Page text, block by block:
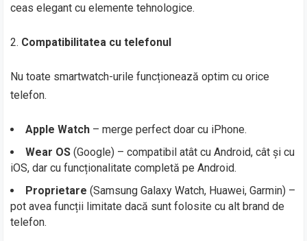
ceas elegant cu elemente tehnologice.
Compatibilitatea cu telefonul
Nu toate smartwatch-urile funcționează optim cu orice
telefon.
Apple Watch – merge perfect doar cu iPhone.
Wear OS (Google) – compatibil atât cu Android, cât și cu
iOS, dar cu funcționalitate completă pe Android.
Proprietare (Samsung Galaxy Watch, Huawei, Garmin) –
pot avea funcții limitate dacă sunt folosite cu alt brand de
telefon.